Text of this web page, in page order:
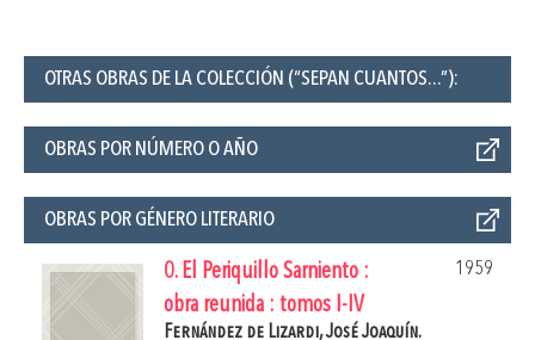
OTRAS OBRAS DE LA COLECCIÓN (“SEPAN CUANTOS...”):
OBRAS POR NÚMERO O AÑO
OBRAS POR GÉNERO LITERARIO
0. El Periquillo Sarniento :
obra reunida : tomos I-IV
1959
Fernández de Lizardi, José Joaquín.